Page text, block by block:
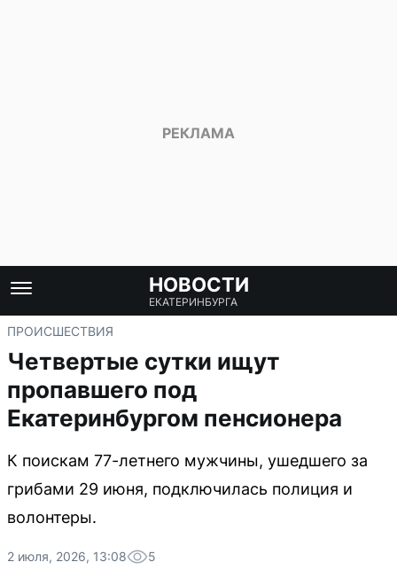
НОВОСТИ
ЕКАТЕРИНБУРГА
ПРОИСШЕСТВИЯ
Четвертые сутки ищут
пропавшего под
Екатеринбургом пенсионера
К поискам 77-летнего мужчины, ушедшего за
грибами 29 июня, подключилась полиция и
волонтеры.
2 июля, 2026, 13:08 5